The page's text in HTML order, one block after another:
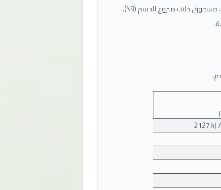
جلايكوسايد (0.018%))، إينولين، كتلة الكاكاو، لوز (10%)، مسحوق حليب منزوع الدسم (9%)،
2127 kJ